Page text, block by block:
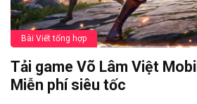
Bài Viết tổng hợp
Tải game Võ Lâm Việt
Miễn phí siêu tốc